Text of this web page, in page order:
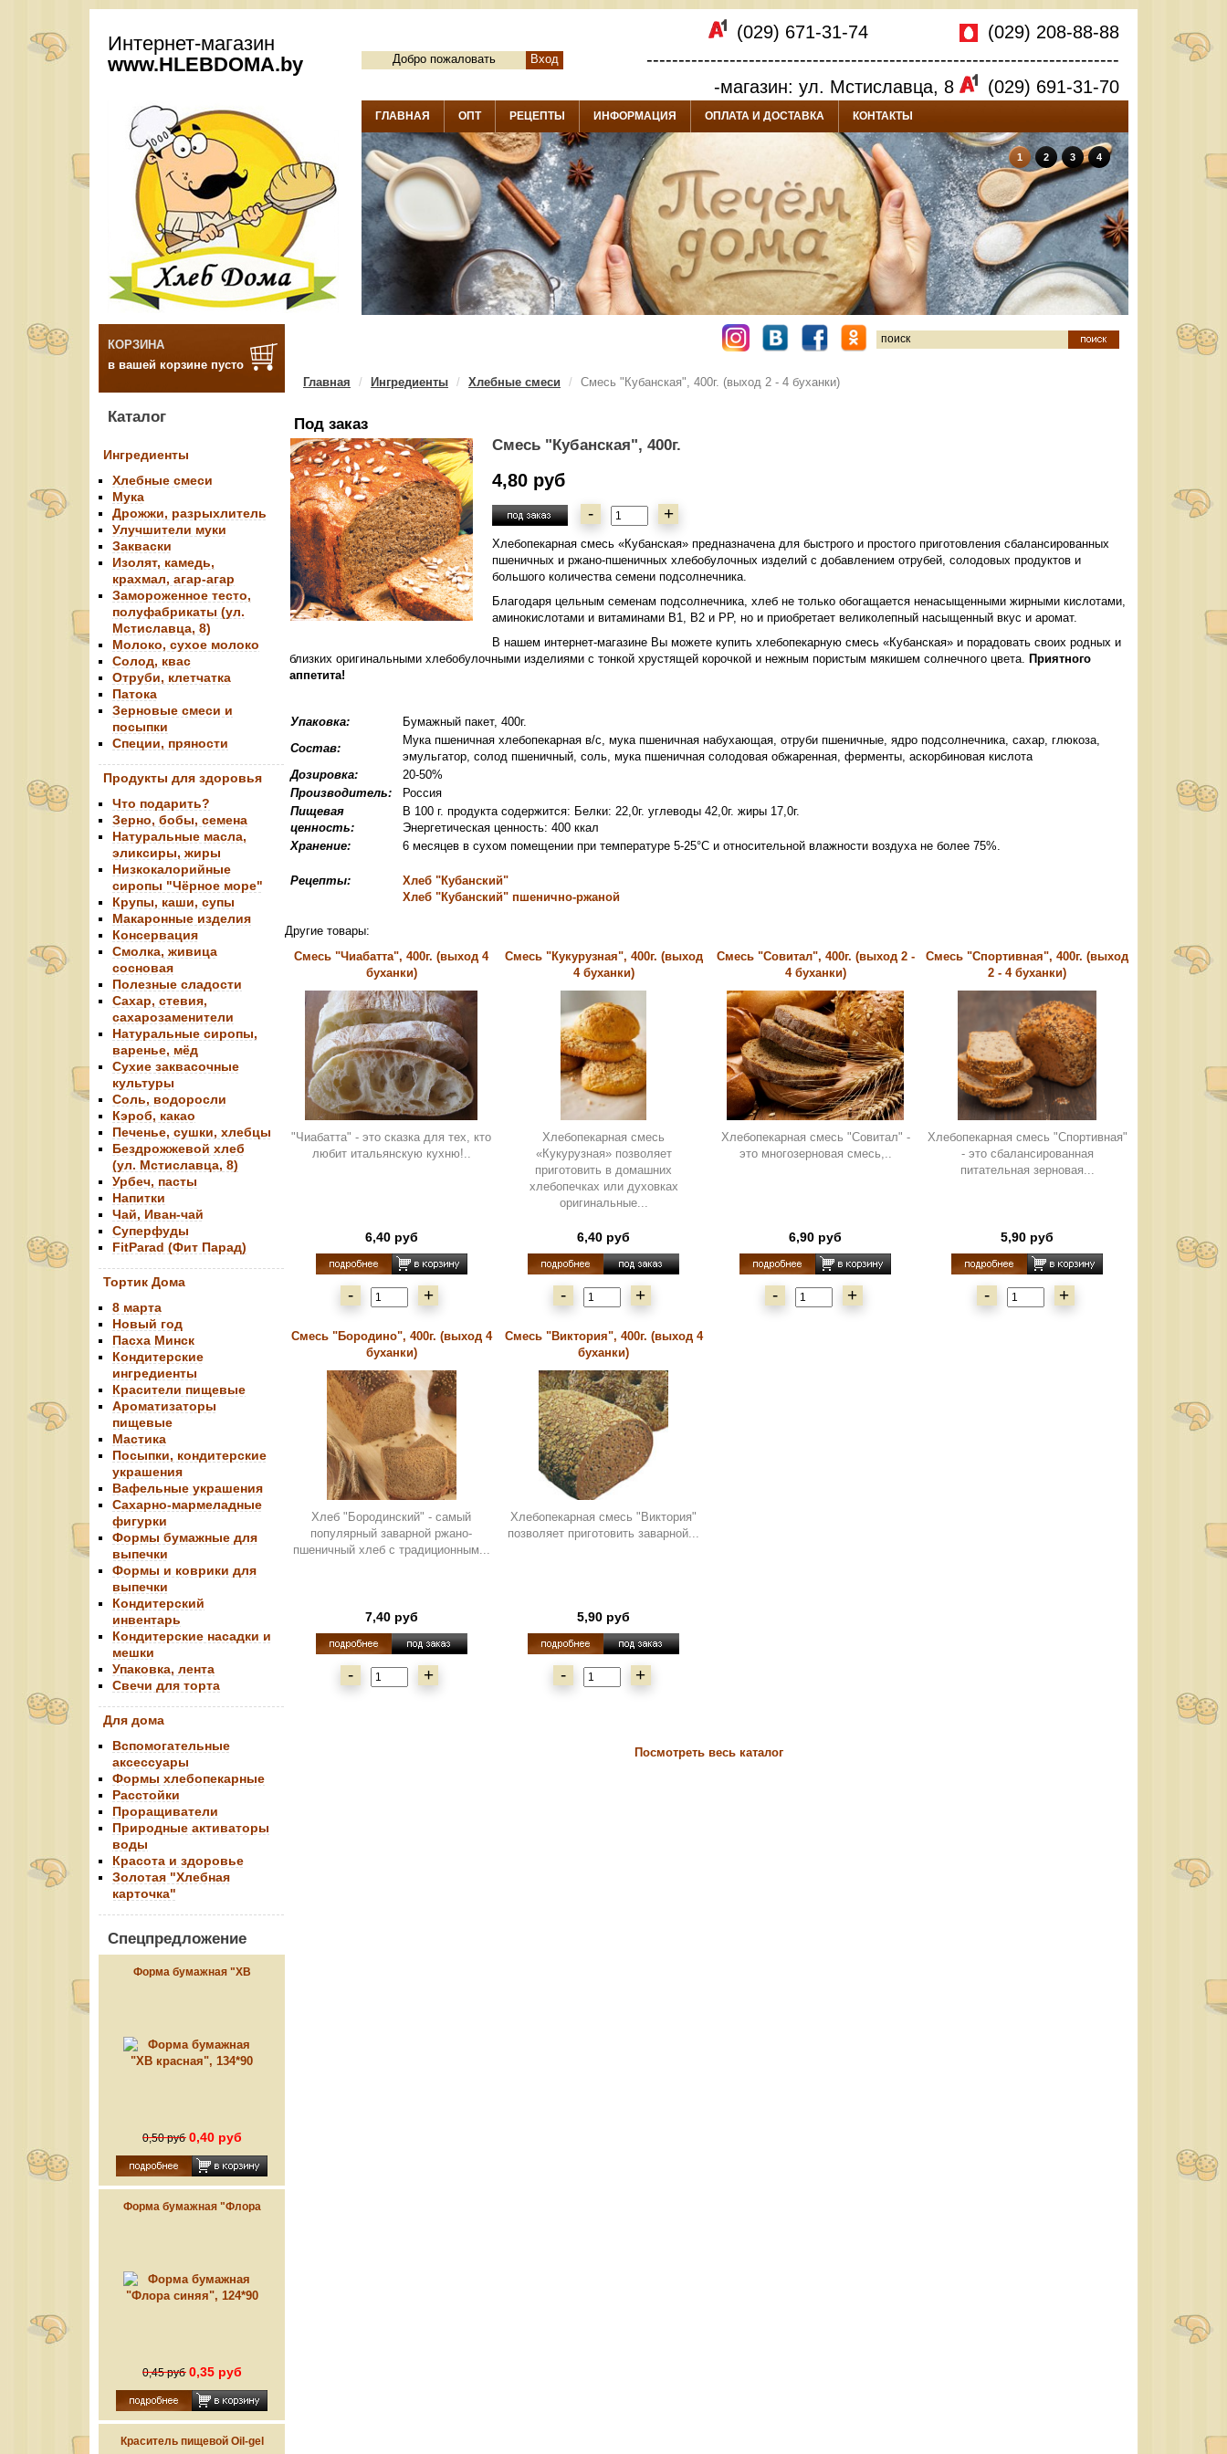
Интернет-магазин
www.HLEBDOMA.by Добро пожаловать Вход
(029) 671-31-74
(029) 208-88-88
--------------------------------------------------------------------------
-магазин: ул. Мстиславца, 8
(029) 691-31-70
ГЛАВНАЯ ОПТ РЕЦЕПТЫ ИНФОРМАЦИЯ ОПЛАТА И ДОСТАВКА КОНТАКТЫ
1 2 3 4
КОРЗИНА
в вашей корзине пусто
Каталог
Ингредиенты
Хлебные смеси
Мука
Дрожжи, разрыхлитель
Улучшители муки
Закваски
Изолят, камедь,
крахмал, агар-агар
Замороженное тесто,
полуфабрикаты (ул.
Мстиславца, 8)
Молоко, сухое молоко
Солод, квас
Отруби, клетчатка
Патока
Зерновые смеси и
посыпки
Специи, пряности
Продукты для здоровья
Что подарить?
Зерно, бобы, семена
Натуральные масла,
эликсиры, жиры
Низкокалорийные
сиропы "Чёрное море"
Крупы, каши, супы
Макаронные изделия
Консервация
Смолка, живица
сосновая
Полезные сладости
Сахар, стевия,
сахарозаменители
Натуральные сиропы,
варенье, мёд
Сухие заквасочные
культуры
Соль, водоросли
Кэроб, какао
Печенье, сушки, хлебцы
Бездрожжевой хлеб
(ул. Мстиславца, 8)
Урбеч, пасты
Напитки
Чай, Иван-чай
Суперфуды
FitParad (Фит Парад)
Тортик Дома
8 марта
Новый год
Пасха Минск
Кондитерские
ингредиенты
Красители пищевые
Ароматизаторы
пищевые
Мастика
Посыпки, кондитерские
украшения
Вафельные украшения
Сахарно-мармеладные
фигурки
Формы бумажные для
выпечки
Формы и коврики для
выпечки
Кондитерский
инвентарь
Кондитерские насадки и
мешки
Упаковка, лента
Свечи для торта
Для дома
Вспомогательные
аксессуары
Формы хлебопекарные
Расстойки
Проращиватели
Природные активаторы
воды
Красота и здоровье
Золотая "Хлебная
карточка"
Спецпредложение
Форма бумажная "ХВ
0,50 руб 0,40 руб
Форма бумажная "Флора
0,45 руб 0,35 руб
Краситель пищевой Oil-gel
Главная Ингредиенты Хлебные смеси Смесь "Кубанская", 400г. (выход 2 - 4 буханки)
Под заказ
Смесь "Кубанская", 400г.
4,80 руб
- +
Хлебопекарная смесь «Кубанская» предназначена для быстрого и простого приготовления сбалансированных
пшеничных и ржано-пшеничных хлебобулочных изделий с добавлением отрубей, солодовых продуктов и
большого количества семени подсолнечника.
Благодаря цельным семенам подсолнечника, хлеб не только обогащается ненасыщенными жирными кислотами,
аминокислотами и витаминами В1, В2 и РР, но и приобретает великолепный насыщенный вкус и аромат.
В нашем интернет-магазине Вы можете купить хлебопекарную смесь «Кубанская» и порадовать своих родных и
близких оригинальными хлебобулочными изделиями с тонкой хрустящей корочкой и нежным пористым мякишем солнечного цвета. Приятного
аппетита!
Упаковка:
Бумажный пакет, 400г.
Состав:
Мука пшеничная хлебопекарная в/с, мука пшеничная набухающая, отруби пшеничные, ядро подсолнечника, сахар, глюкоза,
эмульгатор, солод пшеничный, соль, мука пшеничная солодовая обжаренная, ферменты, аскорбиновая кислота
Дозировка:
20-50%
Производитель:
Россия
Пищевая
ценность:
В 100 г. продукта содержится: Белки: 22,0г. углеводы 42,0г. жиры 17,0г.
Энергетическая ценность: 400 ккал
Хранение:
6 месяцев в сухом помещении при температуре 5-25°С и относительной влажности воздуха не более 75%.
Рецепты:
Хлеб "Кубанский"
Хлеб "Кубанский" пшенично-ржаной
Другие товары:
Смесь "Чиабатта", 400г. (выход 4
буханки)
"Чиабатта" - это сказка для тех, кто
любит итальянскую кухню!..
6,40 руб
- +
Смесь "Кукурузная", 400г. (выход
4 буханки)
Хлебопекарная смесь
«Кукурузная» позволяет
приготовить в домашних
хлебопечках или духовках
оригинальные...
6,40 руб
- +
Смесь "Совитал", 400г. (выход 2 -
4 буханки)
Хлебопекарная смесь "Совитал" -
это многозерновая смесь,..
6,90 руб
- +
Смесь "Спортивная", 400г. (выход
2 - 4 буханки)
Хлебопекарная смесь "Спортивная"
- это сбалансированная
питательная зерновая...
5,90 руб
- +
Смесь "Бородино", 400г. (выход 4
буханки)
Хлеб "Бородинский" - самый
популярный заварной ржано-
пшеничный хлеб с традиционным...
7,40 руб
- +
Смесь "Виктория", 400г. (выход 4
буханки)
Хлебопекарная смесь "Виктория"
позволяет приготовить заварной...
5,90 руб
- +
Посмотреть весь каталог